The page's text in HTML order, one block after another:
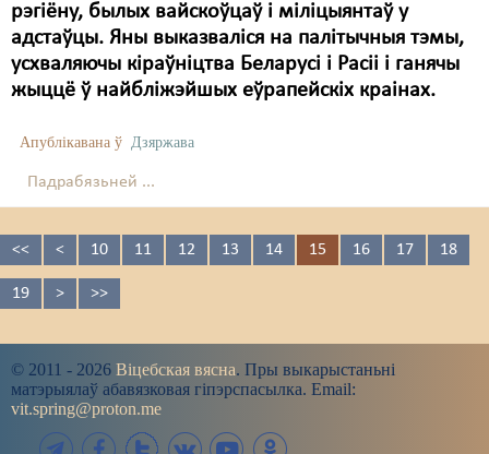
рэгіёну, былых вайскоўцаў і міліцыянтаў у
адстаўцы. Яны выказваліся на палітычныя тэмы,
усхваляючы кіраўніцтва Беларусі і Расіі і ганячы
жыццё ў найбліжэйшых еўрапейскіх краінах.
Апублікавана ў Дзяржава
Падрабязьней ...
<< < 10 11 12 13 14 15 16 17 18
19 > >>
© 2011 - 2026 Віцебская вясна. Пры выкарыстаньні
матэрыялаў абавязковая гіпэрспасылка. Email:
vit.spring@proton.me